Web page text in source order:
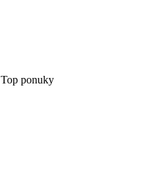
Top ponuky